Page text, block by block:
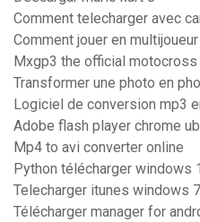
Comment telecharger avec
Comment jouer en
Mxgp3 the official
Transformer une photo en
Logiciel de conversion mp3
Adobe flash player chrome
Mp4 to avi converter online
Python télécharger windows
Telecharger itunes windows
Télécharger manager for